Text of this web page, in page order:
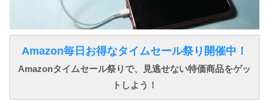
Amazon毎日お得なタイムセール祭り開催中！
Amazonタイムセール祭りで、見逃せない特価商品をゲッ
トしよう！